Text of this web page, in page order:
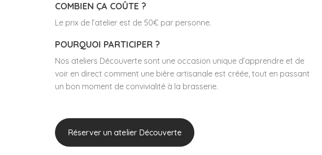
COMBIEN ÇA COÛTE ?
Le prix de l’atelier est de 50€ par personne.
POURQUOI PARTICIPER ?
Nos ateliers Découverte sont une occasion unique d’apprendre et de
voir en direct comment une bière artisanale est créée, tout en passant
un bon moment de convivialité à la brasserie.
Réserver un atelier Découverte